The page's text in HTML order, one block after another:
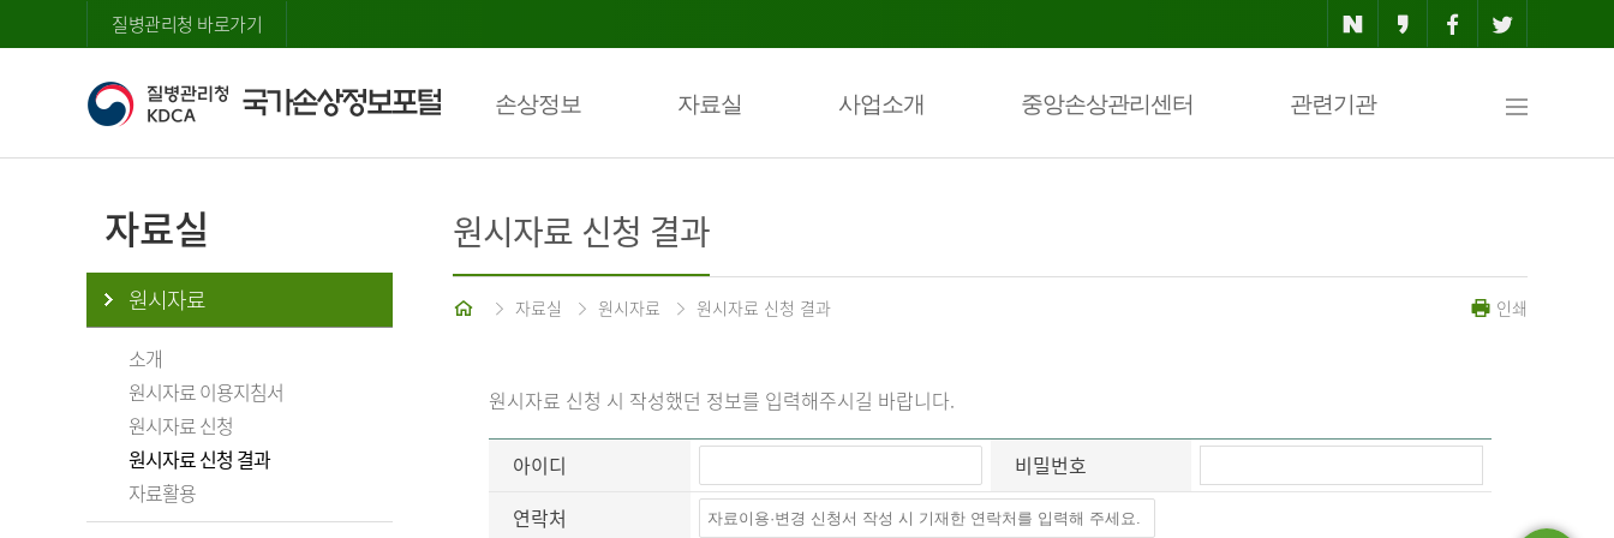
질병관리청 바로가기
손상정보 자료실 사업소개 중앙손상관리센터 관련기관
자료실
원시자료
소개
원시자료 이용지침서
원시자료 신청
원시자료 신청 결과
자료활용
원시자료 신청 결과
홈 자료실 원시자료 원시자료 신청 결과 인쇄
원시자료 신청 시 작성했던 정보를 입력해주시길 바랍니다.
아이디
비밀번호
연락처